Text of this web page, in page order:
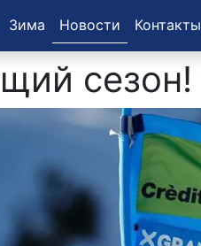
Зима Новости Контакты
сезон!